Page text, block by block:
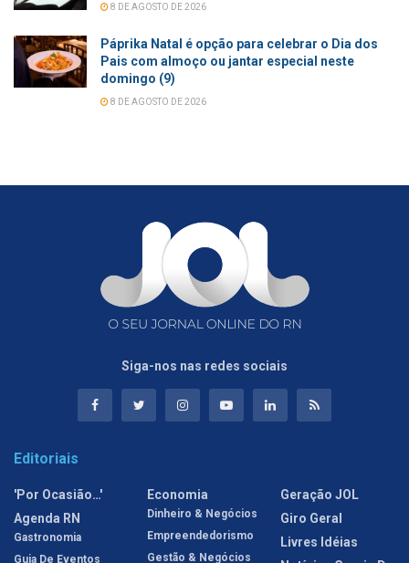
8 DE AGOSTO DE 2026
Páprika Natal é opção para celebrar o Dia dos
Pais com almoço ou jantar especial neste
domingo (9)
8 DE AGOSTO DE 2026
Siga-nos nas redes sociais
Editoriais
'Por Ocasião…'
Agenda RN
Gastronomia
Guia De Eventos
Economia
Dinheiro & Negócios
Empreendedorismo
Gestão & Negócios
Geração JOL
Giro Geral
Livres Idéias